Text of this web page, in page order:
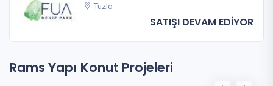
Tuzla
SATIŞI DEVAM EDİYOR
Rams Yapı Konut Projeleri